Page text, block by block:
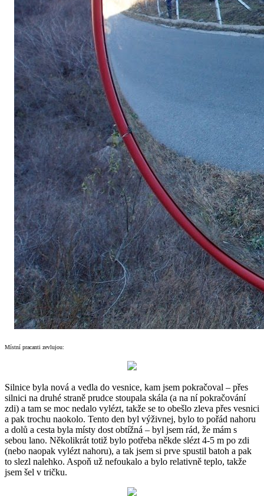
Místní pracanti zevlujou:
Silnice byla nová a vedla do vesnice, kam jsem pokračoval – přes
silnici na druhé straně prudce stoupala skála (a na ní pokračování
zdi) a tam se moc nedalo vylézt, takže se to obešlo zleva přes vesnici
a pak trochu naokolo. Tento den byl výživnej, bylo to pořád nahoru
a dolů a cesta byla místy dost obtížná – byl jsem rád, že mám s
sebou lano. Několikrát totiž bylo potřeba někde slézt 4-5 m po zdi
(nebo naopak vylézt nahoru), a tak jsem si prve spustil batoh a pak
to slezl nalehko. Aspoň už nefoukalo a bylo relativně teplo, takže
jsem šel v tričku.